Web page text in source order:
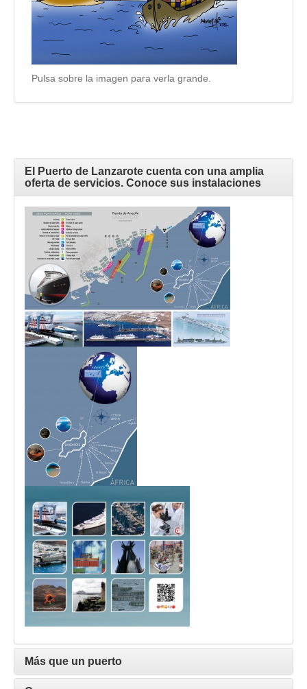
Pulsa sobre la imagen para verla grande.
El Puerto de Lanzarote cuenta con una amplia
oferta de servicios. Conoce sus instalaciones
Más que un puerto